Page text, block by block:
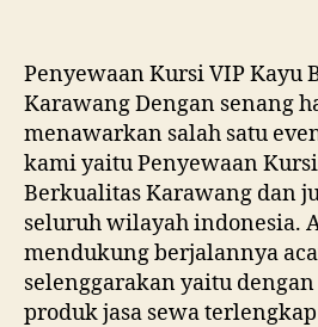
Penyewaan Kursi VIP Kayu
Karawang Dengan senang
menawarkan salah satu
kami yaitu Penyewaan
Berkualitas Karawang dan
seluruh wilayah indonesia.
mendukung berjalannya
selenggarakan yaitu
produk jasa sewa